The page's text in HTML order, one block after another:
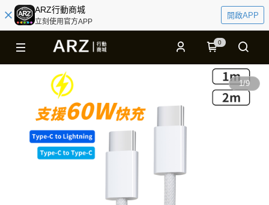
ARZ行動商城
立刻使用官方APP
開啟APP
0
1/9